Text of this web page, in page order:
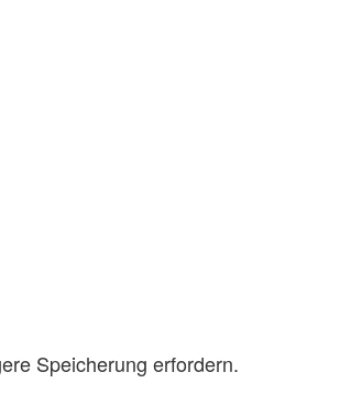
Speicherung erfordern.